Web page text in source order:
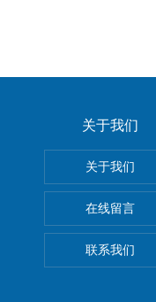
关于我们
关于我们
在线留言
联系我们